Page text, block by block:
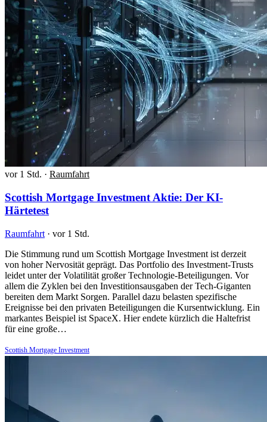
vor 1 Std. · Raumfahrt
Scottish Mortgage Investment Aktie: Der KI-
Härtetest
Raumfahrt · vor 1 Std.
Die Stimmung rund um Scottish Mortgage Investment ist derzeit
von hoher Nervosität geprägt. Das Portfolio des Investment-Trusts
leidet unter der Volatilität großer Technologie-Beteiligungen. Vor
allem die Zyklen bei den Investitionsausgaben der Tech-Giganten
bereiten dem Markt Sorgen. Parallel dazu belasten spezifische
Ereignisse bei den privaten Beteiligungen die Kursentwicklung. Ein
markantes Beispiel ist SpaceX. Hier endete kürzlich die Haltefrist
für eine große…
Scottish Mortgage Investment